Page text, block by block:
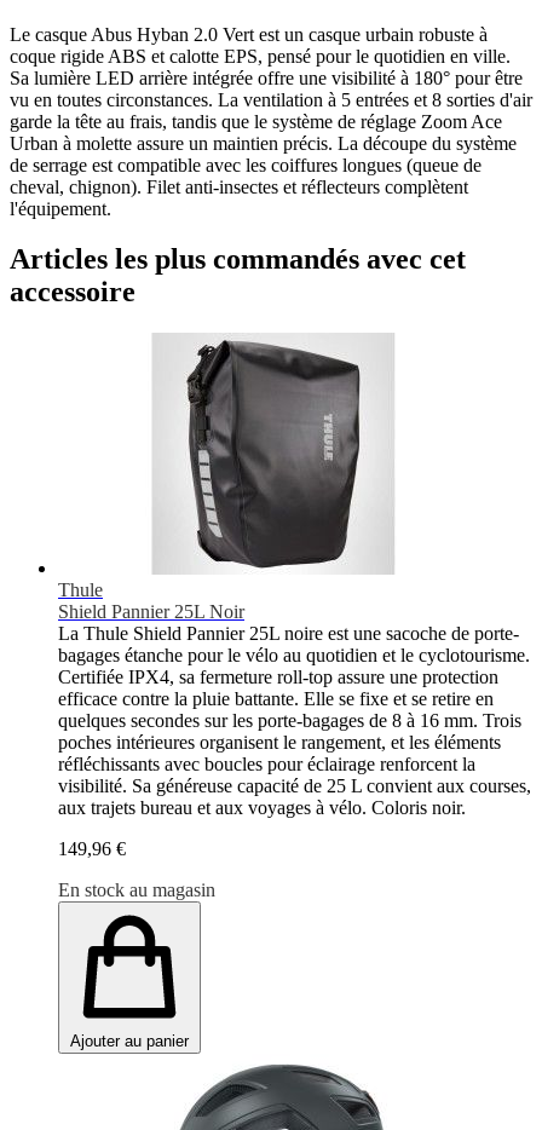
Le casque Abus Hyban 2.0 Vert est un casque urbain robuste à
coque rigide ABS et calotte EPS, pensé pour le quotidien en ville.
Sa lumière LED arrière intégrée offre une visibilité à 180° pour être
vu en toutes circonstances. La ventilation à 5 entrées et 8 sorties d'air
garde la tête au frais, tandis que le système de réglage Zoom Ace
Urban à molette assure un maintien précis. La découpe du système
de serrage est compatible avec les coiffures longues (queue de
cheval, chignon). Filet anti-insectes et réflecteurs complètent
l'équipement.
Articles les plus commandés avec cet
accessoire
Thule
Shield Pannier 25L Noir
La Thule Shield Pannier 25L noire est une sacoche de porte-
bagages étanche pour le vélo au quotidien et le cyclotourisme.
Certifiée IPX4, sa fermeture roll-top assure une protection
efficace contre la pluie battante. Elle se fixe et se retire en
quelques secondes sur les porte-bagages de 8 à 16 mm. Trois
poches intérieures organisent le rangement, et les éléments
réfléchissants avec boucles pour éclairage renforcent la
visibilité. Sa généreuse capacité de 25 L convient aux courses,
aux trajets bureau et aux voyages à vélo. Coloris noir.
149,96 €
En stock au magasin
Ajouter au panier